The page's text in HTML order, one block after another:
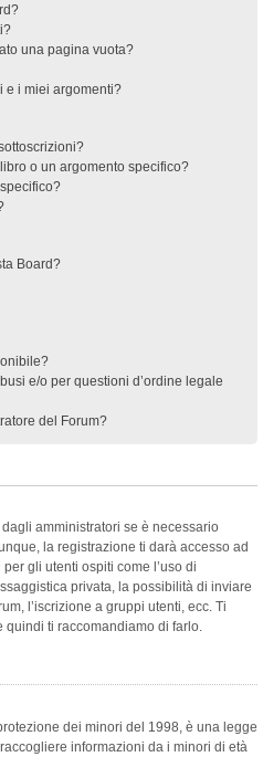
una pagina vuota?
e i miei argomenti?
o un argomento specifico?
Board?
e/o per questioni d’ordine legale
del Forum?
amministratori se è necessario
la registrazione ti darà accesso ad
gli utenti ospiti come l’uso di
privata, la possibilità di inviare
l’iscrizione a gruppi utenti, ecc. Ti
quindi ti raccomandiamo di farlo.
dei minori del 1998, è una legge
informazioni da i minori di età